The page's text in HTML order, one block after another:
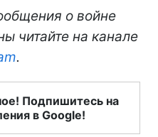
о войне
читайте на канале
.
Подпишитесь на
в Google!